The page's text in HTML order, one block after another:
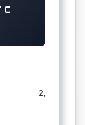
с
2,